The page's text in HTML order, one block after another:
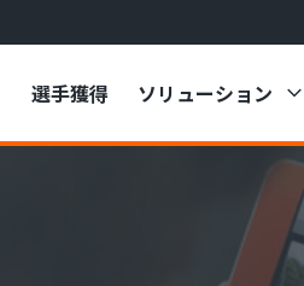
選手獲得 ソリューション
Hudl